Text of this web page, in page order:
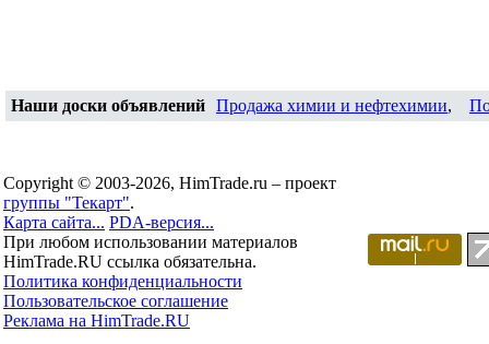
Наши доски объявлений Продажа химии и нефтехимии,
Copyright © 2003-2026, HimTrade.ru – проект
группы "Текарт".
Карта сайта... PDA-версия...
При любом использовании материалов
HimTrade.RU ссылка обязательна.
Политика конфиденциальности
Пользовательское соглашение
Реклама на HimTrade.RU